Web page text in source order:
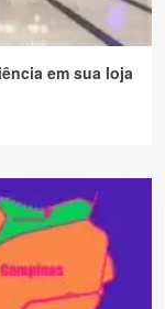
em sua loja